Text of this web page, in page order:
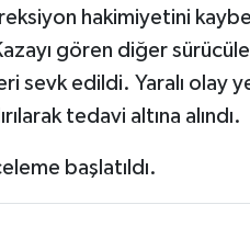
hakimiyetini
gören diğer
sevk edildi. Yaralı olay
tedavi altına alındı.
başlatıldı.